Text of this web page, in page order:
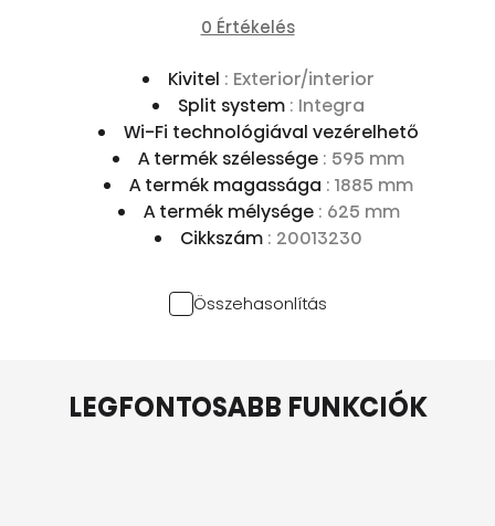
0 Értékelés
Kivitel : Exterior/interior
Split system : Integra
Wi-Fi technológiával vezérelhető
A termék szélessége : 595 mm
A termék magassága : 1885 mm
A termék mélysége : 625 mm
Cikkszám : 20013230
Összehasonlítás
LEGFONTOSABB FUNKCIÓK